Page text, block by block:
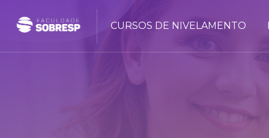
CURSOS DE NIVELAMENTO